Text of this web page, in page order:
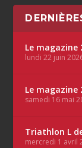
Le magazine
lundi 22 juin
Le magazine
samedi 16 mai
Triathlon L
mercredi 1 avril